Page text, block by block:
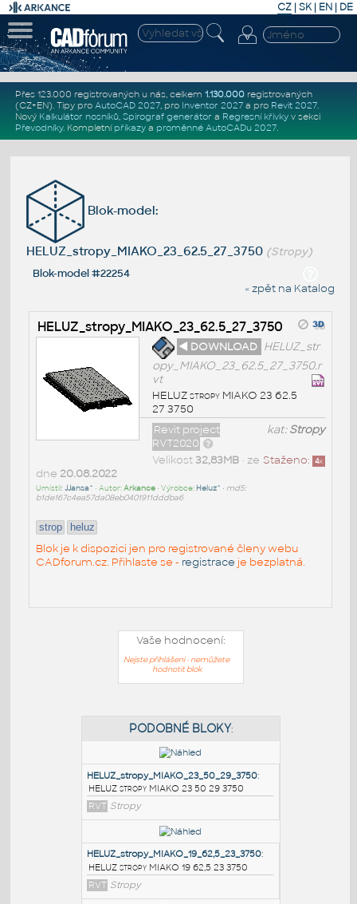
CZ | SK| EN | DE
Přes 123.000 registrovaných u nás, celkem 1.130.000registrovaných
(CZ+EN). Tipy pro AutoCAD 2027, pro Inventor 2027a pro Revit 2027.
Nový Kalkulátor nosníků, Spirograf generátor a Regresní křivkyv sekci
Převodníky. Kompletní příkazya proměnné AutoCADu 2027.
Blok-model:
HELUZ_stropy_MIAKO_23_62.5_27_3750 (Stropy)
Blok-model #22254
« zpět na Katalog
HELUZ_stropy_MIAKO_23_62.5_27_3750
◄ DOWNLOAD HELUZ_str
opy_MIAKO_23_62.5_27_3750.r
vt
HELUZ stropy MIAKO 23 62.5
27 3750
kat:Stropy
Revit project
RVT2020
Staženo: 4x
Velikost32,83MB• ze
dne 20.08.2022
Umístil:JJansa^ • Autor:Arkance• Výrobce: Heluz^ • md5:
b1de167c4ea57da08eb0401911dddba6
strop heluz
Blok je k dispozici jen pro registrované členy webu
CADforum.cz. Přihlaste se - registrace je bezplatná.
Vaše hodnocení:
Nejste přihlášeni - nemůžete
hodnotit blok
PODOBNÉ BLOKY